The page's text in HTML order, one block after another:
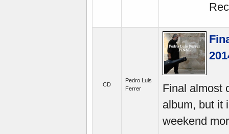
CD
Pedro Luis
Ferrer
Final almost
album, but it
weekend